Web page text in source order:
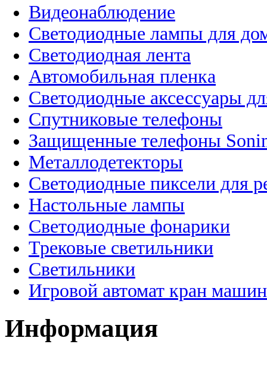
Видеонаблюдение
Светодиодные лампы для
Светодиодная лента
Автомобильная пленка
Светодиодные аксессуары
Спутниковые телефоны
Защищенные телефоны
Металлодетекторы
Светодиодные пиксели для
Настольные лампы
Светодиодные фонарики
Трековые светильники
Светильники
Игровой автомат кран
Информация